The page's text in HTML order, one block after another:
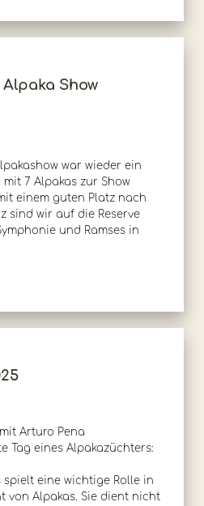
Show
war wieder ein
7 Alpakas zur Show
einem guten Platz nach
sind wir auf die Reserve
und Ramses in
Arturo Pena
Tag eines Alpakazüchters:
spielt eine wichtige Rolle in
von Alpakas. Sie dient nicht